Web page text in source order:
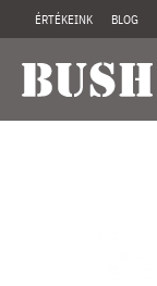
ÉRTÉKEINK BLOG